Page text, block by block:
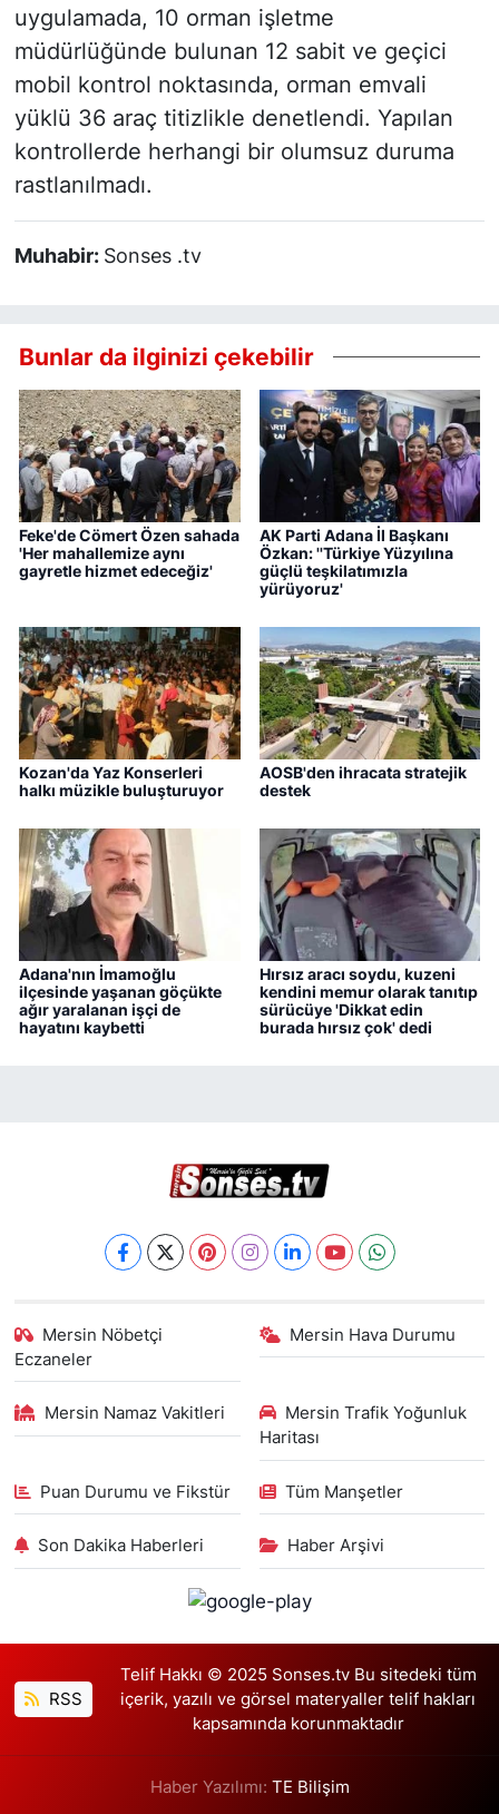
uygulamada, 10 orman işletme
müdürlüğünde bulunan 12 sabit ve geçici
mobil kontrol noktasında, orman emvali
yüklü 36 araç titizlikle denetlendi. Yapılan
kontrollerde herhangi bir olumsuz duruma
rastlanılmadı.
Muhabir: Sonses .tv
Bunlar da ilginizi çekebilir
Feke'de Cömert Özen sahada
'Her mahallemize aynı
gayretle hizmet edeceğiz'
AK Parti Adana İl Başkanı
Özkan: ''Türkiye Yüzyılına
güçlü teşkilatımızla
yürüyoruz'
Kozan'da Yaz Konserleri
halkı müzikle buluşturuyor
AOSB'den ihracata stratejik
destek
Adana'nın İmamoğlu
ilçesinde yaşanan göçükte
ağır yaralanan işçi de
hayatını kaybetti
Hırsız aracı soydu, kuzeni
kendini memur olarak tanıtıp
sürücüye 'Dikkat edin
burada hırsız çok' dedi
Mersin Nöbetçi
Eczaneler
Mersin Hava Durumu
Mersin Namaz Vakitleri
Mersin Trafik Yoğunluk
Haritası
Puan Durumu ve Fikstür Tüm Manşetler
Son Dakika Haberleri Haber Arşivi
RSS
Telif Hakkı © 2025 Sonses.tv Bu sitedeki tüm
içerik, yazılı ve görsel materyaller telif hakları
kapsamında korunmaktadır
Haber Yazılımı: TE Bilişim